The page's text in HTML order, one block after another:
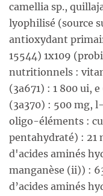
camellia sp.,
lyophilisé (source
antioxydant
15544) 1x109
nutritionnels :
(3a671) : 1 800 ui,
(3a370) : 500 mg,
oligo-éléments :
pentahydraté) : 21
d'acides aminés
manganèse (ii)) :
d’acides aminés